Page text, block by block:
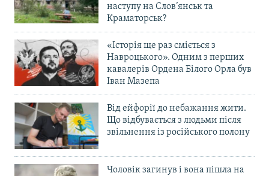
наступу на Слов’янськ та
Краматорськ?
«Історія ще раз сміється з
Навроцького». Одним з перших
кавалерів Ордена Білого Орла був
Іван Мазепа
Від ейфорії до небажання жити.
Що відбувається з людьми після
звільнення із російського полону
Чоловік загинув і вона пішла на